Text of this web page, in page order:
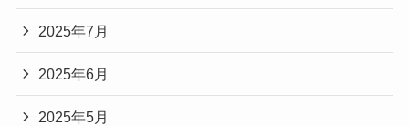
2025年7月
2025年6月
2025年5月